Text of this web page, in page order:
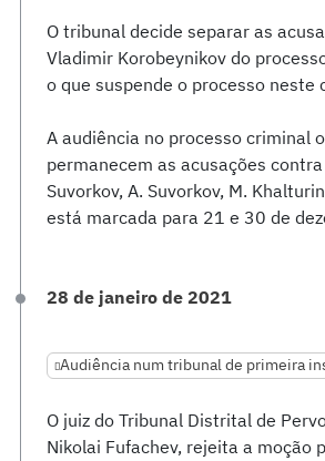
O tribunal decide separar as
Vladimir Korobeynikov do
o que suspende o processo neste
A audiência no processo criminal
permanecem as acusações contra
Suvorkov, A. Suvorkov, M.
está marcada para 21 e 30 de
28 de janeiro de 2021
Audiência num tribunal de primeira
O juiz do Tribunal Distrital de
Nikolai Fufachev, rejeita a moção